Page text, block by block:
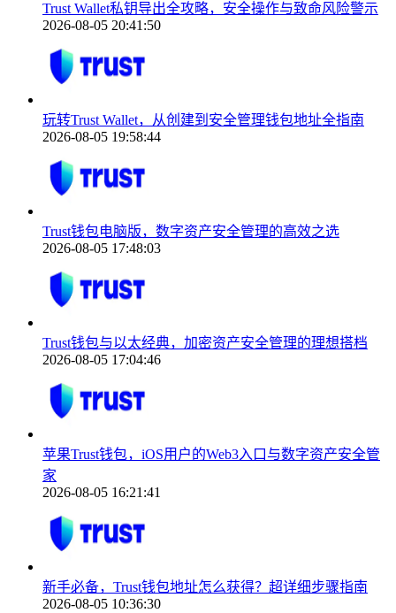
Trust Wallet私钥导出全攻略，安全操作与致命风险警示
2026-08-05 20:41:50
玩转Trust Wallet，从创建到安全管理钱包地址全指南
2026-08-05 19:58:44
Trust钱包电脑版，数字资产安全管理的高效之选
2026-08-05 17:48:03
Trust钱包与以太经典，加密资产安全管理的理想搭档
2026-08-05 17:04:46
苹果Trust钱包，iOS用户的Web3入口与数字资产安全管
家
2026-08-05 16:21:41
新手必备，Trust钱包地址怎么获得？超详细步骤指南
2026-08-05 10:36:30